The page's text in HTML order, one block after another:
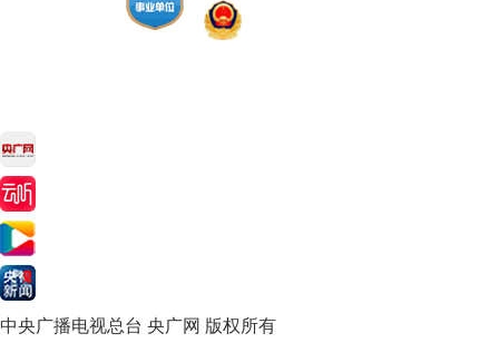
中央广播电视总台 央广网 版权所有